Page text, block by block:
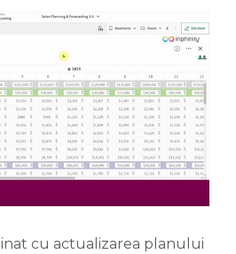
cu actualizarea planului